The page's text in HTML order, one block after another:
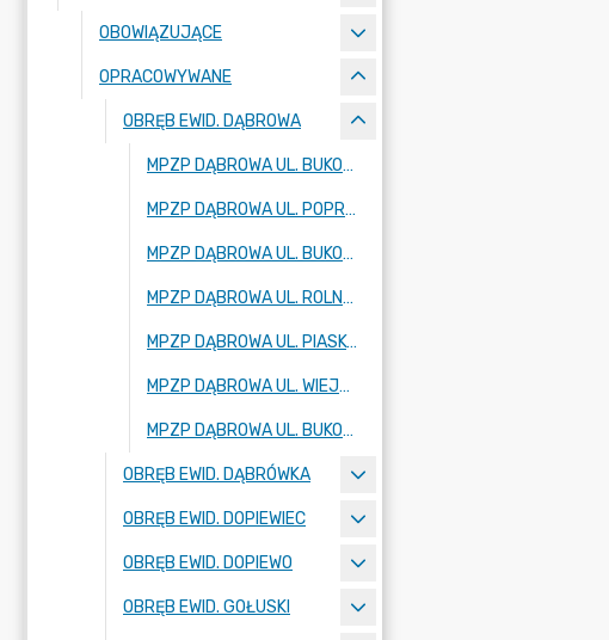
OBOWIĄZUJĄCE
OPRACOWYWANE
OBRĘB EWID. DĄBROWA
MPZP DĄBROWA UL. BUKOWSKA, DZ. 226/37
MPZP DĄBROWA UL. POPRZECZNA DZ. 156/1, 156/2 - ZMIANA
MPZP DĄBROWA UL. BUKOWSKA, BATOROWSKA - CZĘŚĆ B
MPZP DĄBROWA UL. ROLNA, TOPOLOWA
MPZP DĄBROWA UL. PIASKOWA, DZ. NR 421/1 I 421/2
MPZP DĄBROWA UL. WIEJSKA - ZMIANA
MPZP DĄBROWA UL. BUKOWSKA, BATOROWSKA
OBRĘB EWID. DĄBRÓWKA
OBRĘB EWID. DOPIEWIEC
OBRĘB EWID. DOPIEWO
OBRĘB EWID. GOŁUSKI